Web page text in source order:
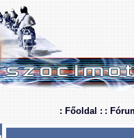
: Főoldal : :